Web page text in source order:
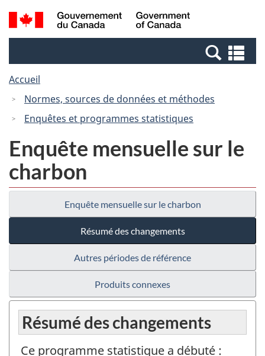
Passer
au
Passer
à
Canada
Recherche
et
et
Accueil
Normes, sources de données et méthodes
Enquêtes et programmes statistiques
Enquête mensuelle sur le
charbon
Enquête mensuelle sur le charbon
Résumé des changements
Autres périodes de référence
Produits connexes
Résumé des changements
Ce programme statistique a débuté :